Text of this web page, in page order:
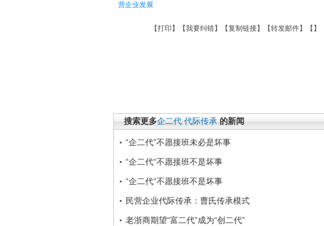
营企业发展
【打印 】【我要纠错】【复制链接】【转发邮件】【 】
搜索更多企二代 代际传承 的新闻
“企二代”不愿接班未必是坏事
“企二代“不愿接班不是坏事
“企二代“不愿接班不是坏事
民营企业代际传承：曹氏传承模式
老浙商期望“富二代”成为“创二代”